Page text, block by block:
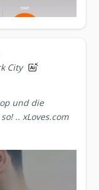
City
und die
.. xLoves.com